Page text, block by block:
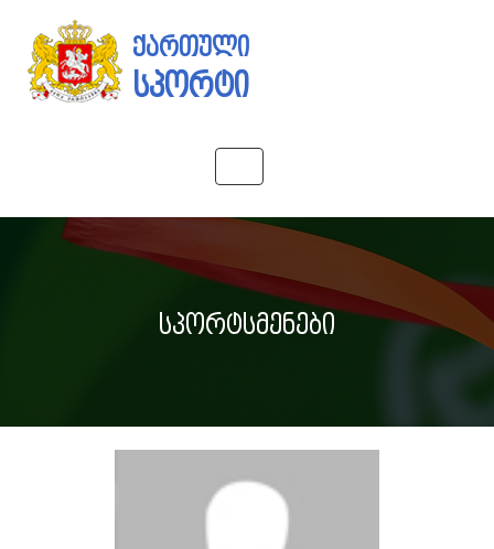
ქართული
სპორტი
navigation
სპორტსმენები